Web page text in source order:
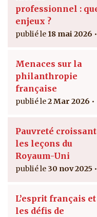
professionnel :
enjeux ?
18 mai 2026
Menaces sur la
philanthropie
française
2 Mar 2026
Pauvreté
les leçons du
Royaum-Uni
30 nov 2025
L’esprit français et
les défis de